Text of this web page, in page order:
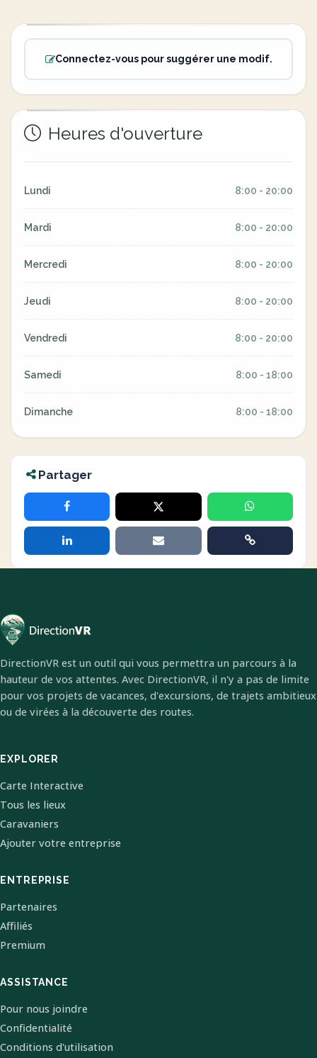
Connectez-vous pour suggérer une modif.
Heures d'ouverture
Lundi 8:00 - 20:00
Mardi 8:00 - 20:00
Mercredi 8:00 - 20:00
Jeudi 8:00 - 20:00
Vendredi 8:00 - 20:00
Samedi 8:00 - 18:00
Dimanche 8:00 - 18:00
Partager
DirectionVR est un outil qui vous permettra un parcours à la
hauteur de vos attentes. Avec DirectionVR, il n'y a pas de limite
pour vos projets de vacances, d'excursions, de trajets ambitieux
ou de virées à la découverte des routes.
EXPLORER
Carte Interactive
Tous les lieux
Caravaniers
Ajouter votre entreprise
ENTREPRISE
Partenaires
Affiliés
Premium
ASSISTANCE
Pour nous joindre
Confidentialité
Conditions d'utilisation